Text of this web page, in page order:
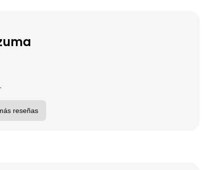
reseñas